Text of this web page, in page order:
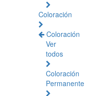
Coloración
Coloración
Ver
todos
Coloración
Permanente